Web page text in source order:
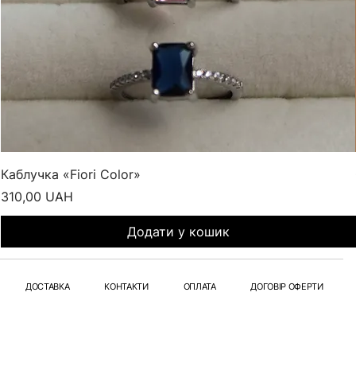
Каблучка «Fiori Color»
Ціна
310,00 UAH
Додати у кошик
ДОСТАВКА КОНТАКТИ ОПЛАТА ДОГОВІР ОФЕРТИ